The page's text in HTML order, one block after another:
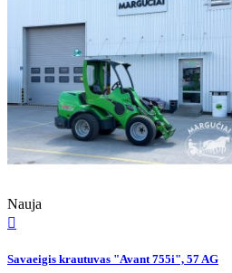
Nauja

Savaeigis krautuvas "Avant 755i", 57 AG